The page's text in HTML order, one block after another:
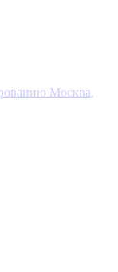
Москва,